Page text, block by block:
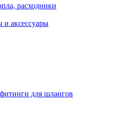
расходники
и аксессуары
для шлангов